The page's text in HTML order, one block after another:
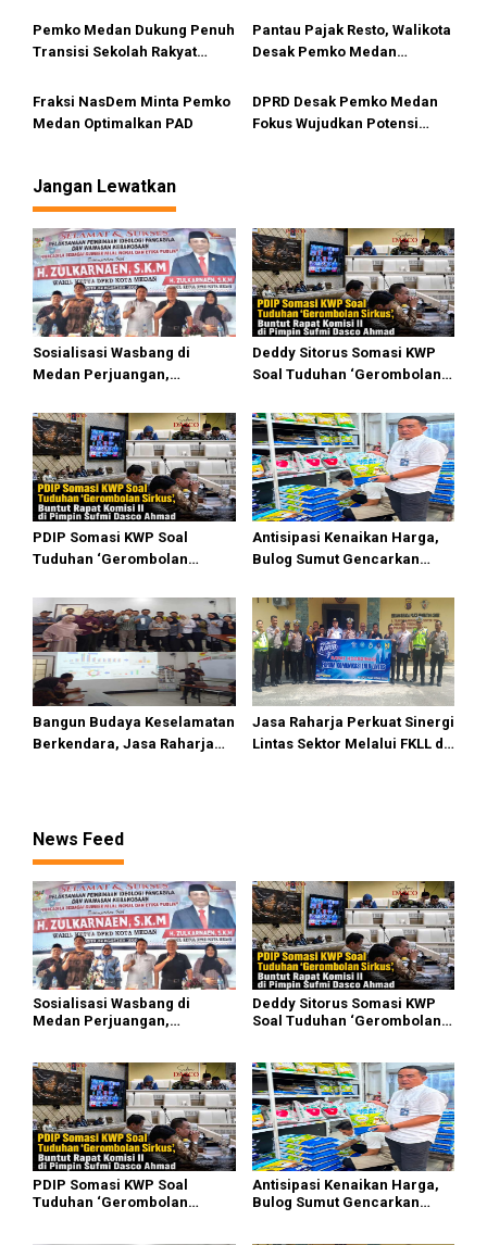
BBM di SPBU
Pemko Medan Dukung Penuh
Transisi Sekolah Rakyat
Pantau Pajak Resto, Walikota
Desak Pemko Medan
Fraksi NasDem Minta Pemko
Medan Optimalkan PAD
DPRD Desak Pemko Medan
Fokus Wujudkan Potensi
Jangan Lewatkan
Sosialisasi Wasbang di
Medan Perjuangan,
Perjuangkan Ruang Bermain
Anak
Deddy Sitorus Somasi KWP
Soal Tuduhan ‘Gerombolan
II Dipimpin Sufmi Dasco
Ahmad
PDIP Somasi KWP Soal
Tuduhan ‘Gerombolan
II Dipimpin Sufmi Dasco
Ahmad
Antisipasi Kenaikan Harga,
Bulog Sumut Gencarkan
Premium
Bangun Budaya Keselamatan
Berkendara, Jasa Raharja
Jasa Raharja Perkuat Sinergi
Lintas Sektor Melalui FKLL di
News Feed
Sosialisasi Wasbang di
Medan Perjuangan,
Anak
Deddy Sitorus Somasi KWP
Soal Tuduhan ‘Gerombolan
Ahmad
PDIP Somasi KWP Soal
Tuduhan ‘Gerombolan
Antisipasi Kenaikan Harga,
Bulog Sumut Gencarkan